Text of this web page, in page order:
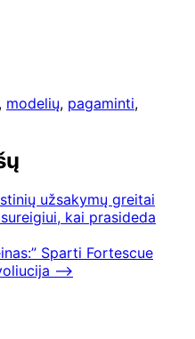
, modelių, pagaminti,
užsakymų greitai
kai prasideda
Sparti Fortescue
⟶